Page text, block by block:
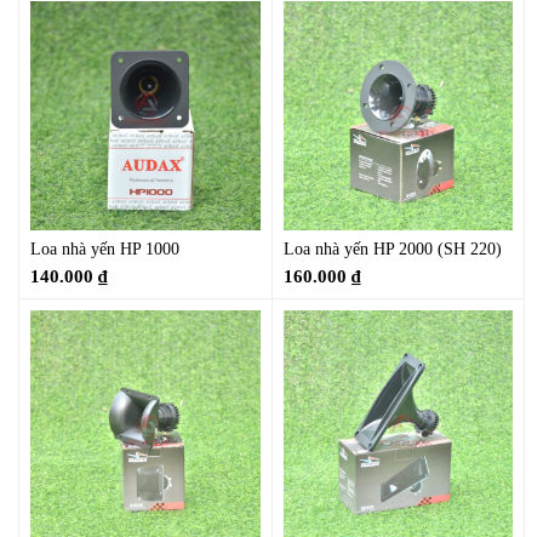
Loa nhà yến HP 1000
140.000 ₫
Loa nhà yến HP 2000 (SH 220)
160.000 ₫